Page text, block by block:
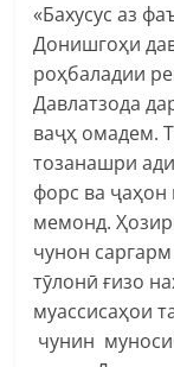
«Бахусус аз
Донишгоҳи
роҳбаладии
Давлатзода
ваҷҳ омадем.
тозанашри
форс ва
мемонд.
чунон
тӯлонӣ ғизо
муассисаҳои
чунин